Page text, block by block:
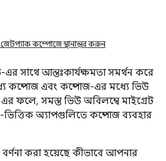
কম্পোজে স্থানান্তর করুন
সাথে আন্তঃকার্যক্ষমতা সমর্থন করে
কম্পোজ এবং কম্পোজ-এর মধ্যে ভিউ
ফলে, সমস্ত ভিউ অবিলম্বে মাইগ্রেট
ভিত্তিক অ্যাপগুলিতে কম্পোজ ব্যবহার
বর্ণনা করা হয়েছে কীভাবে আপনার